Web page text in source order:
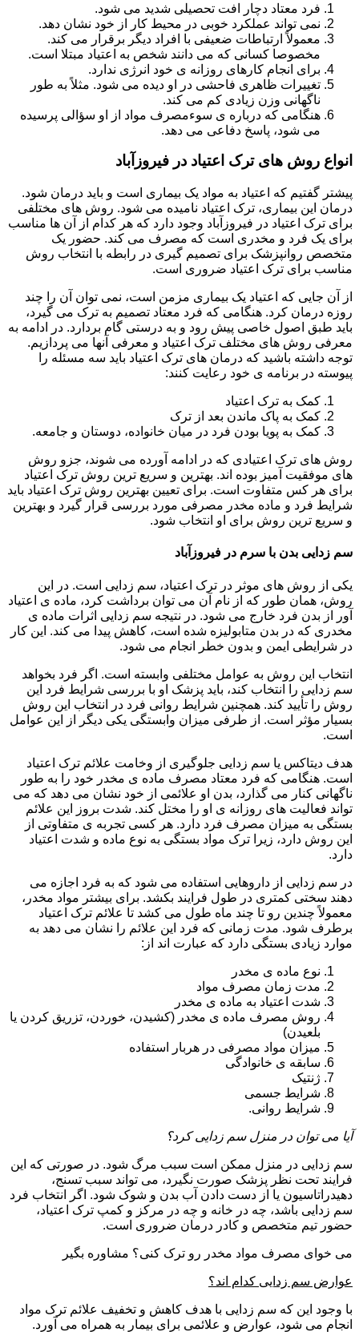
فرد معتاد دچار افت تحصیلی شدید می شود.
نمی تواند عملکرد خوبی در محیط کار از خود نشان دهد.
معمولاً ارتباطات ضعیفی با افراد دیگر برقرار می کند.
مخصوصا کسانی که می دانند شخص به اعتیاد مبتلا است.
برای انجام کارهای روزانه ی خود انرژی ندارد.
تغییرات ظاهری فاحشی در او دیده می شود. مثلاً به طور
ناگهانی وزن زیادی کم می کند.
هنگامی که درباره ی سوءمصرف مواد از او سؤالی پرسیده
می شود، پاسخ دفاعی می دهد.
انواع روش های ترک اعتیاد در فیروزآباد
پیشتر گفتیم که اعتیاد به مواد یک بیماری است و باید درمان شود.
درمان این بیماری، ترک اعتیاد نامیده می شود. روش های مختلفی
برای ترک اعتیاد در فیروزآباد وجود دارد که هر کدام از آن ها مناسب
برای یک فرد و مخدری است که مصرف می کند. حضور یک
متخصص روانپزشک برای تصمیم گیری در رابطه با انتخاب روش
مناسب برای ترک اعتیاد ضروری است.
از آن جایی که اعتیاد یک بیماری مزمن است، نمی توان آن را چند
روزه درمان کرد. هنگامی که فرد معتاد تصمیم به ترک می گیرد،
باید طبق اصول خاصی پیش رود و به درستی گام بردارد. در ادامه به
معرفی روش های مختلف ترک اعتیاد و معرفی آنها می پردازیم.
توجه داشته باشید که درمان های ترک اعتیاد باید سه مسئله را
پیوسته در برنامه ی خود رعایت کنند:
کمک به ترک اعتیاد
کمک به پاک ماندن بعد از ترک
کمک به پویا بودن فرد در میان خانواده، دوستان و جامعه.
روش های ترک اعتیادی که در ادامه آورده می شوند، جزو روش
های موفقیت آمیز بوده اند. بهترین و سریع ترین روش ترک اعتیاد
برای هر کس متفاوت است. برای تعیین بهترین روش ترک اعتیاد باید
شرایط فرد و ماده مخدر مصرفی مورد بررسی قرار گیرد و بهترین
و سریع ترین روش برای او انتخاب شود.
سم زدایی بدن با سرم در فیروزآباد
یکی از روش های موثر در ترک اعتیاد، سم زدایی است. در این
روش، همان طور که از نام آن می توان برداشت کرد، ماده ی اعتیاد
آور از بدن فرد خارج می شود. در نتیجه سم زدایی اثرات ماده ی
مخدری که در بدن متابولیزه شده است، کاهش پیدا می کند. این کار
در شرایطی ایمن و بدون خطر انجام می شود.
انتخاب این روش به عوامل مختلفی وابسته است. اگر فرد بخواهد
سم زدایی را انتخاب کند، باید پزشک او با بررسی شرایط فرد این
روش را تأیید کند. همچنین شرایط روانی فرد در انتخاب این روش
بسیار مؤثر است. از طرفی میزان وابستگی یکی دیگر از این عوامل
است.
هدف دیتاکس یا سم زدایی جلوگیری از وخامت علائم ترک اعتیاد
است. هنگامی که فرد معتاد مصرف ماده ی مخدر خود را به طور
ناگهانی کنار می گذارد، بدن او علائمی از خود نشان می دهد که می
تواند فعالیت های روزانه ی او را مختل کند. شدت بروز این علائم
بستگی به میزان مصرف فرد دارد. هر کسی تجربه ی متفاوتی از
این روش دارد، زیرا ترک مواد بستگی به نوع ماده و شدت اعتیاد
دارد.
در سم زدایی از داروهایی استفاده می شود که به فرد اجازه می
دهند سختی کمتری در طول فرایند بکشد. برای بیشتر مواد مخدر،
معمولاً چندین رو تا چند ماه طول می کشد تا علائم ترک اعتیاد
برطرف شود. مدت زمانی که فرد این علائم را نشان می دهد به
موارد زیادی بستگی دارد که عبارت اند از:
نوع ماده ی مخدر
مدت زمان مصرف مواد
شدت اعتیاد به ماده ی مخدر
روش مصرف ماده ی مخدر (کشیدن، خوردن، تزریق کردن یا
بلعیدن)
میزان مواد مصرفی در هربار استفاده
سابقه ی خانوادگی
ژنتیک
شرایط جسمی
شرایط روانی.
آیا می توان در منزل سم زدایی کرد؟
سم زدایی در منزل ممکن است سبب مرگ شود. در صورتی که این
فرایند تحت نظر پزشک صورت نگیرد، می تواند سبب تسنج،
دهیدراتاسیون یا از دست دادن آب بدن و شوک شود. اگر انتخاب فرد
سم زدایی باشد، چه در خانه و چه در مرکز و کمپ ترک اعتیاد،
حضور تیم متخصص و کادر درمان ضروری است.
می خوای مصرف مواد مخدر رو ترک کنی؟ مشاوره بگیر
عوارض سم زدایی کدام اند؟
با وجود این که سم زدایی با هدف کاهش و تخفیف علائم ترک مواد
انجام می شود، عوارض و علائمی برای بیمار به همراه می آورد.